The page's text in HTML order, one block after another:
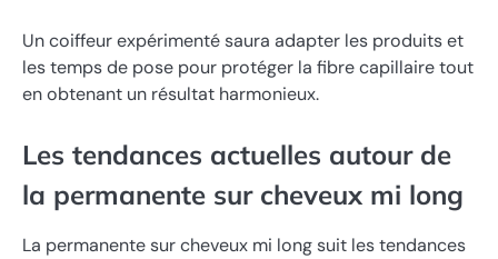
Un coiffeur expérimenté saura adapter les produits et
les temps de pose pour protéger la fibre capillaire tout
en obtenant un résultat harmonieux.
Les tendances actuelles autour de
la permanente sur cheveux mi long
La permanente sur cheveux mi long suit les tendances